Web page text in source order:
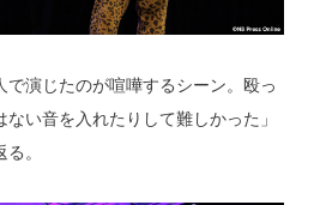
演じたのが喧嘩するシーン。殴っ
い音を入れたりして難しかった」
。